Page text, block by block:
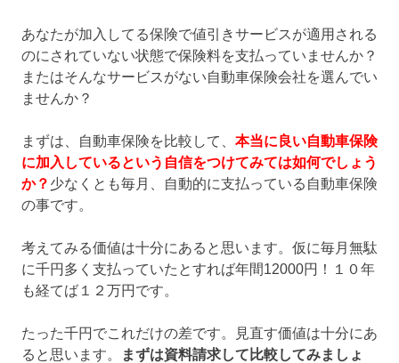
あなたが加入してる保険で値引きサービスが適用される
のにされていない状態で保険料を支払っていませんか？
またはそんなサービスがない自動車保険会社を選んでい
ませんか？
まずは、自動車保険を比較して、 本当に良い自動車保険
に加入しているという自信をつけてみては如何でしょう
か？ 少なくとも毎月、自動的に支払っている自動車保険
の事です。
考えてみる価値は十分にあると思います。仮に毎月無駄
に千円多く支払っていたとすれば年間12000円！１０年
も経てば１２万円です。
たった千円でこれだけの差です。見直す価値は十分にあ
ると思います。
まずは資料請求して比較してみましょ